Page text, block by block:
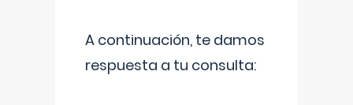
A continuación, te damos
respuesta a tu consulta: